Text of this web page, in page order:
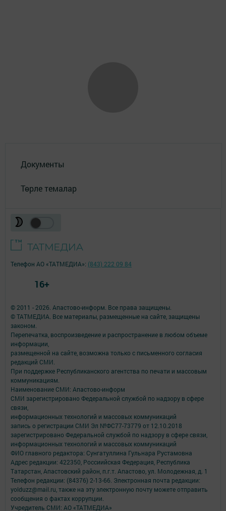
Документы
Төрле темалар
© 2011 - 2026. Апастово-информ. Все права защищены.
© ТАТМЕДИА. Все материалы, размещенные на сайте, защищены
законом.
Перепечатка, воспроизведение и распространение в любом объеме
информации,
размещенной на сайте, возможна только с письменного согласия
редакций СМИ.
При поддержке Республиканского агентства по печати и массовым
коммуникациям.
Наименование СМИ: Апастово-информ
СМИ зарегистрировано Федеральной службой по надзору в сфере
связи,
информационных технологий и массовых коммуникаций
запись о регистрации СМИ Эл №ФС77-73779 от 12.10.2018
зарегистрировано Федеральной службой по надзору в сфере связи,
информационных технологий и массовых коммуникаций
ФИО главного редактора: Сунгатуллина Гульнара Рустамовна
Адрес редакции: 422350, Россиийская Федерация, Республика
Татарстан, Апастовский район, п.г.т. Апастово, ул. Молодежная, д. 1
Телефон редакции: (84376) 2-13-66. Электронная почта редакции:
yolduzz@mail.ru, также на эту электронную почту можете отправить
сообщения о фактах коррупции.
Учредитель СМИ: АО «ТАТМЕДИА»
Телефон АО «ТАТМЕДИА»: (843) 222 09 84
16+